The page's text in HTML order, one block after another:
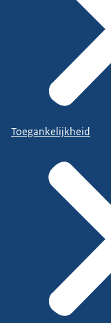
Toegankelijkheid